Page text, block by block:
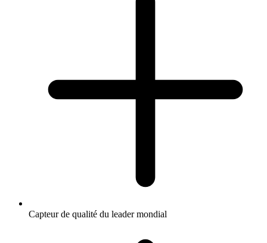
Capteur de qualité du leader mondial